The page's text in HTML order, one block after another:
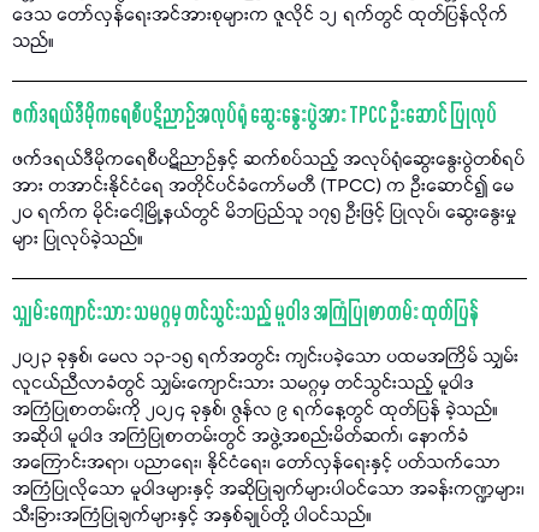
ဒေသ တော်လှန်ရေးအင်အားစုများက ဇူလိုင် ၁၂ ရက်တွင် ထုတ်ပြန်လိုက်
သည်။
ဖက်ဒရယ်ဒီမိုကရေစီပဋိညာဉ်အလုပ်ရုံ ဆွေးနွေးပွဲအား TPCC ဦးဆောင် ပြုလုပ်
ဖက်ဒရယ်ဒီမိုကရေစီပဋိညာဉ်နှင့် ဆက်စပ်သည့် အလုပ်ရုံဆွေးနွေးပွဲတစ်ရပ်
အား တအာင်းနိုင်ငံရေ အတိုင်ပင်ခံကော်မတီ (TPCC) က ဦးဆောင်၍ မေ
၂၀ ရက်က မိုင်းငေါ့မြို့နယ်တွင် မိဘပြည်သူ ၁၇၅ ဦးဖြင့် ပြုလုပ်၊ ဆွေးနွေးမှု
များ ပြုလုပ်ခဲ့သည်။
သျှမ်းကျောင်းသား သမဂ္ဂမှ တင်သွင်းသည့် မူဝါဒ အကြံပြုစာတမ်း ထုတ်ပြန်
၂၀၂၃ ခုနှစ်၊ မေလ ၁၃-၁၅ ရက်အတွင်း ကျင်းပခဲ့သော ပထမအကြိမ် သျှမ်း
လူငယ်ညီလာခံတွင် သျှမ်းကျောင်းသား သမဂ္ဂမှ တင်သွင်းသည့် မူဝါဒ
အကြံပြုစာတမ်းကို ၂၀၂၄ ခုနှစ်၊ ဇွန်လ ၉ ရက်နေ့တွင် ထုတ်ပြန် ခဲ့သည်။
အဆိုပါ မူဝါဒ အကြံပြုစာတမ်းတွင် အဖွဲ့အစည်းမိတ်ဆက်၊ နောက်ခံ
အကြောင်းအရာ၊ ပညာရေး၊ နိုင်ငံရေး၊ တော်လှန်ရေးနှင့် ပတ်သက်သော
အကြံပြုလိုသော မူဝါဒများနှင့် အဆိုပြုချက်များပါဝင်သော အခန်းကဏ္ဍများ၊
သီးခြားအကြံပြုချက်များနှင့် အနှစ်ချုပ်တို့ ပါဝင်သည်။